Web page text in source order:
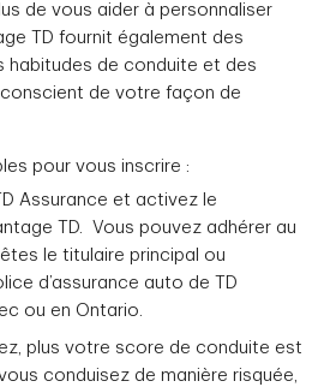
de vous aider à personnaliser
TD fournit également des
habitudes de conduite et des
de votre façon de
pour vous inscrire :
Assurance et activez le
TD. Vous pouvez adhérer au
le titulaire principal ou
d’assurance auto de TD
ou en Ontario.
plus votre score de conduite est
conduisez de manière risquée,